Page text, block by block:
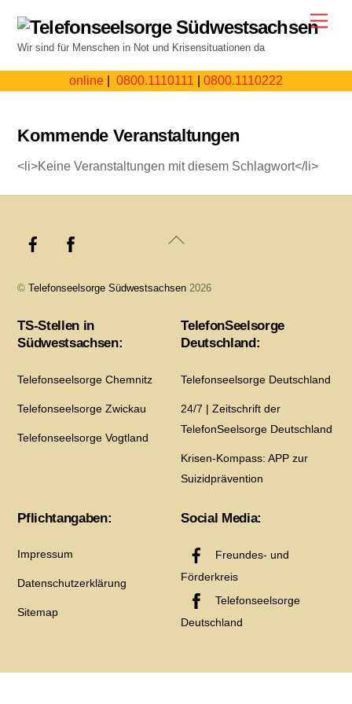
content
Wir sind für Menschen in Not und Krisensituationen da
online 0800.1110111 0800.1110222
Kommende Veranstaltungen
<li>Keine Veranstaltungen mit diesem Schlagwort</li>
Back
©Telefonseelsorge Südwestsachsen 2026
TS-Stellen in
Südwestsachsen:
Telefonseelsorge Chemnitz
Telefonseelsorge Zwickau
Telefonseelsorge Vogtland
TelefonSeelsorge
Deutschland:
Telefonseelsorge Deutschland
24/7 | Zeitschrift der
TelefonSeelsorge Deutschland
Krisen-Kompass: APP zur
Suizidprävention
Pflichtangaben:
Impressum
Datenschutzerklärung
Sitemap
Social Media:
Freundes- und
Förderkreis
Telefonseelsorge
Deutschland